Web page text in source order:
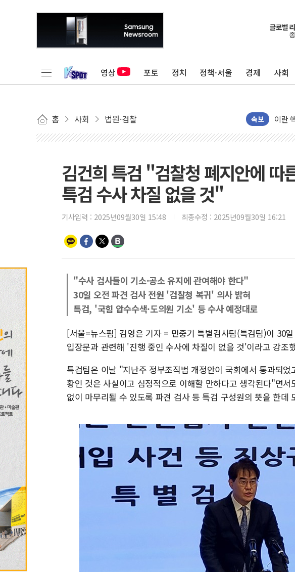
영상 포토 정치 정책·서울 경제 사회
홈 사회 법원·검찰 속보
유럽
미
트럼
美 항
美 고
[AI
[종합]
[사진]
특
李 "해
김건희 특검 "검찰청 폐지안에
특검 수사 차질 없을 것"
기사입력 : 2025년09월30일 15:48 최종수정 : 2025년09월30일 16:21
"수사 검사들이 기소·공소 유지에 관여해야 한다"
30일 오전 파견 검사 전원 '검찰청 복귀' 의사 밝혀
특검, '국힘 압수수색·도의원 기소' 등 수사 예정대로
[서울=뉴스핌] 김영은 기자 = 민중기 특별검사팀(특검팀)이 30
입장문과 관련해 '진행 중인 수사에 차질이 없을 것'이라고 강조
특검팀은 이날 "지난주 정부조직법 개정안이 국회에서 통과되
황인 것은 사실이고 심정적으로 이해할 만하다고 생각된다"면
없이 마무리될 수 있도록 파견 검사 등 특검 구성원의 뜻을 한데